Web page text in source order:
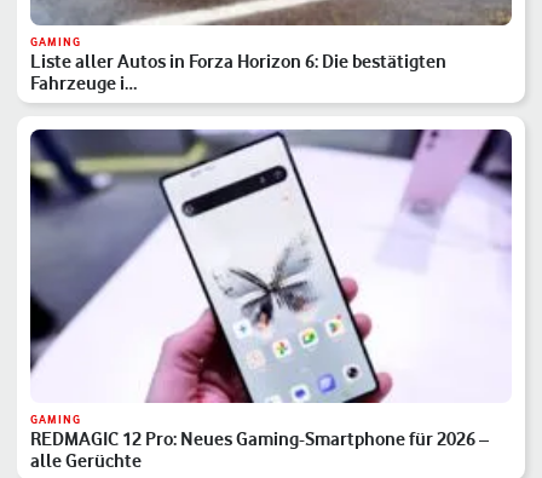
GAMING
Liste aller Autos in Forza Horizon 6: Die bestätigten
Fahrzeuge i…
GAMING
REDMAGIC 12 Pro: Neues Gaming-Smartphone für 2026 –
alle Gerüchte